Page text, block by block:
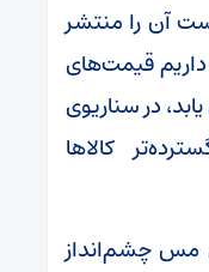
آن را منتشر
داریم قیمت‌های
در سناریوی
کالا‌ها
مس چشم‌انداز